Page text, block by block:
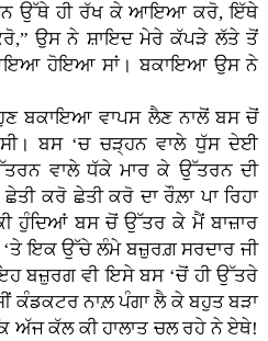
ਉੱਥੇ ਹੀ ਰੱਖ ਕੇ ਆਇਆ ਕਰੋ, ਇੱਥੇ
ਉਸ ਨੇ ਸ਼ਾਇਦ ਮੇਰੇ ਕੱਪੜੇ ਲੱਤੇ ਤੋਂ
ਆਇਆ ਹੋਇਆ ਸਾਂ। ਬਕਾਇਆ ਉਸ ਨੇ
ਬਕਾਇਆ ਵਾਪਸ ਲੈਣ ਨਾਲੋਂ ਬਸ ਚੋਂ
ਬਸ ‘ਚ ਚੜ੍ਹਨ ਵਾਲੇ ਧੁੱਸ ਦੇਈ
ਵਾਲੇ ਧੱਕੇ ਮਾਰ ਕੇ ਉੱਤਰਨ ਦੀ
ਕਰੋ ਛੇਤੀ ਕਰੋ ਦਾ ਰੌਲ਼ਾ ਪਾ ਰਿਹਾ
ਹੁੰਦਿਆਂ ਬਸ ਚੋਂ ਉੱਤਰ ਕੇ ਮੈਂ ਬਾਜ਼ਾਰ
ਇਕ ਉੱਚੇ ਲੰਮੇ ਬਜ਼ੁਰਗ਼ ਸਰਦਾਰ ਜੀ
ਬਜ਼ੁਰਗ ਵੀ ਇਸੇ ਬਸ ‘ਚੋਂ ਹੀ ਉੱਤਰੇ
ਕੰਡਕਟਰ ਨਾਲ਼ ਪੰਗਾ ਲੈ ਕੇ ਬਹੁਤ ਬੜਾ
ਅੱਜ ਕੱਲ ਕੀ ਹਾਲਾਤ ਚਲ ਰਹੇ ਨੇ ਏਥੇ!